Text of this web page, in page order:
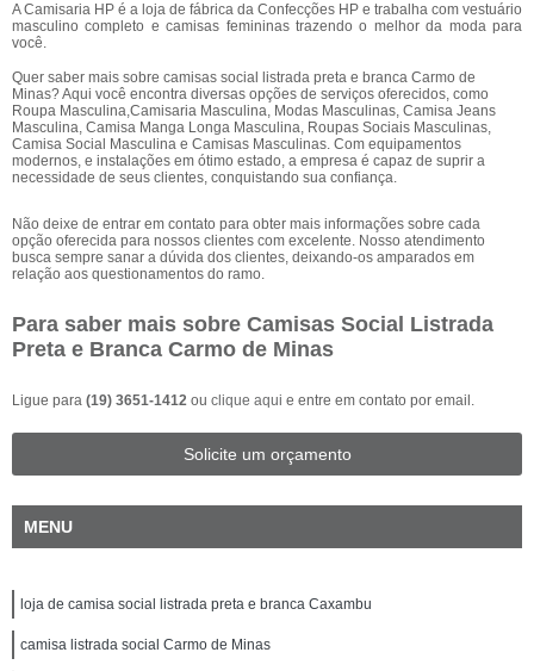
A Camisaria HP é a loja de fábrica da Confecções HP e trabalha com vestuário
masculino completo e camisas femininas trazendo o melhor da moda para
você.
Quer saber mais sobre camisas social listrada preta e branca Carmo de
Minas? Aqui você encontra diversas opções de serviços oferecidos, como
Roupa Masculina,Camisaria Masculina, Modas Masculinas, Camisa Jeans
Masculina, Camisa Manga Longa Masculina, Roupas Sociais Masculinas,
Camisa Social Masculina e Camisas Masculinas. Com equipamentos
modernos, e instalações em ótimo estado, a empresa é capaz de suprir a
necessidade de seus clientes, conquistando sua confiança.
Não deixe de entrar em contato para obter mais informações sobre cada
opção oferecida para nossos clientes com excelente. Nosso atendimento
busca sempre sanar a dúvida dos clientes, deixando-os amparados em
relação aos questionamentos do ramo.
Para saber mais sobre Camisas Social Listrada
Preta e Branca Carmo de Minas
Ligue para (19) 3651-1412 ou clique aqui e entre em contato por email.
Solicite um orçamento
MENU
loja de camisa social listrada preta e branca Caxambu
camisa listrada social Carmo de Minas